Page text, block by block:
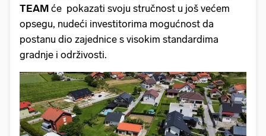
TEAM će pokazati svoju stručnost u još većem
opsegu, nudeći investitorima mogućnost da
postanu dio zajednice s visokim standardima
gradnje i održivosti.